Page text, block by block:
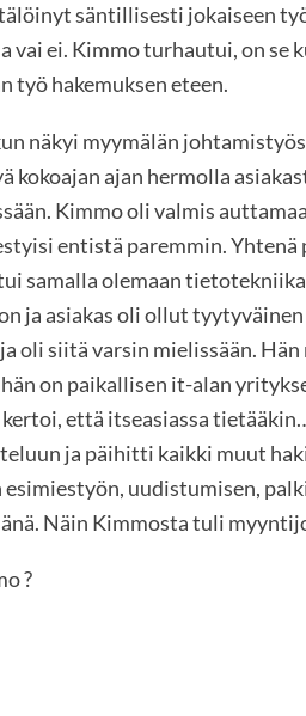
säntillisesti jokaiseen
vai ei. Kimmo turhautui, on se
työ hakemuksen eteen.
näkyi myymälän
kokoajan ajan hermolla
Kimmo oli valmis
entistä paremmin. Yhtenä
samalla olemaan
ja asiakas oli ollut tyytyväinen
oli siitä varsin mielissään. Hän
on paikallisen it-alan
että itseasiassa
ja päihitti kaikki muut
uudistumisen,
Näin Kimmosta tuli
?